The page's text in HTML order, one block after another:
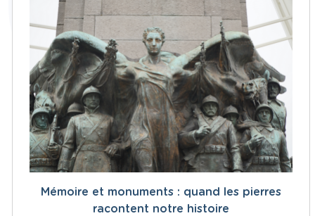
Mémoire et monuments : quand les pierres
racontent notre histoire